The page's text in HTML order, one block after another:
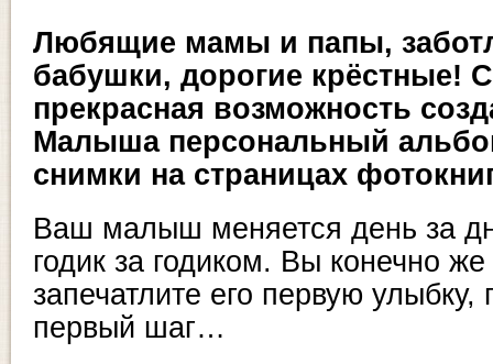
Любящие мамы и папы,
бабушки, дорогие крёстные!
прекрасная возможность
Малыша персональный
снимки на страницах
Ваш малыш меняется день за
годик за годиком. Вы конечно
запечатлите его первую
первый шаг…